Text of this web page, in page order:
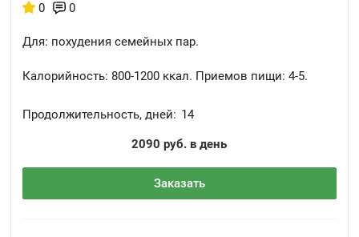
0 0
Для: похудения семейных пар.
Калорийность: 800-1200 ккал. Приемов пищи: 4-5.
Продолжительность, дней: 14
2090 руб. в день
Заказать